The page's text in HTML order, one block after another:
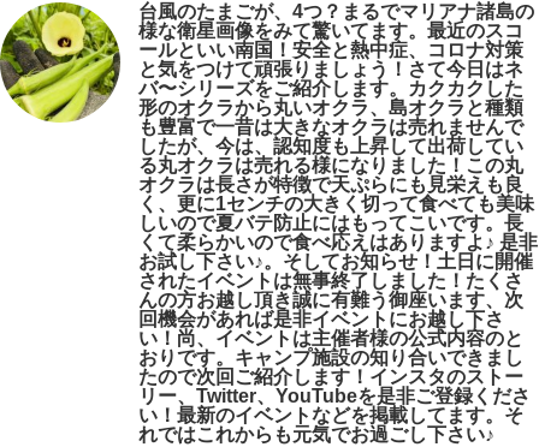
台風のたまごが、4つ？まるでマリアナ諸島の
様な衛星画像をみて驚いてます。最近のスコ
ールといい南国！安全と熱中症、コロナ対策
と気をつけて頑張りましょう！さて今日はネ
バ〜シリーズをご紹介します。カクカクした
形のオクラから丸いオクラ、島オクラと種類
も豊富で一昔は大きなオクラは売れませんで
したが、今は、認知度も上昇して出荷してい
る丸オクラは売れる様になりました！この丸
オクラは長さが特徴で天ぷらにも見栄えも良
く、更に1センチの大きく切って食べても美味
しいので夏バテ防止にはもってこいです。長
くて柔らかいので食べ応えはありますよ♪ 是非
お試し下さい♪。そしてお知らせ！土日に開催
されたイベントは無事終了しました！たくさ
んの方お越し頂き誠に有難う御座います、次
回機会があれば是非イベントにお越し下さ
い！尚、イベントは主催者様の公式内容のと
おりです。キャンプ️施設の知り合いできまし
たので次回ご紹介します！インスタのストー
リー、Twitter、YouTubeを是非ご登録くださ
い！最新のイベントなどを掲載してます。そ
れではこれからも元気でお過ごし下さい♪